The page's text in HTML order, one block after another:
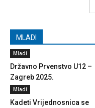
MLADI
Mladi
Državno Prvenstvo U12 –
Zagreb 2025.
Mladi
Kadeti Vrijednosnica se